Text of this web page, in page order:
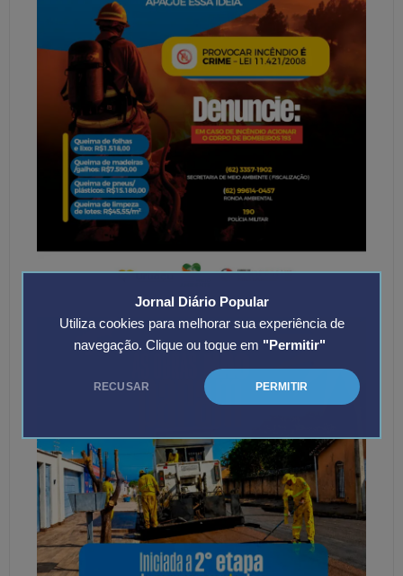
Jornal Diário Popular
Utiliza cookies para melhorar sua experiência de
navegação. Clique ou toque em "Permitir"
RECUSAR PERMITIR